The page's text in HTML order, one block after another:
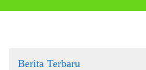
Berita Terbaru